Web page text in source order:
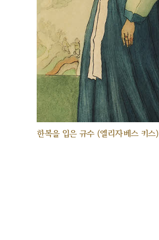
한복을 입은 규수 (엘리자베스 키스)